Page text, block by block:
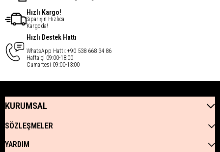
Hızlı Kargo!
Siparişin Hızlıca
Kargoda!
Hızlı Destek Hattı
WhatsApp Hattı: +90 538 668 34 86
Haftaiçi 09:00-18:00
Cumartesi 09:00-13:00
KURUMSAL
SÖZLEŞMELER
YARDIM